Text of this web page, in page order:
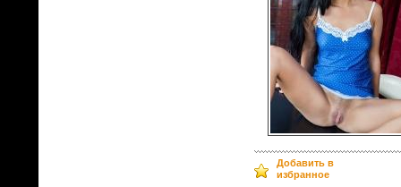
Добавить в
избранное